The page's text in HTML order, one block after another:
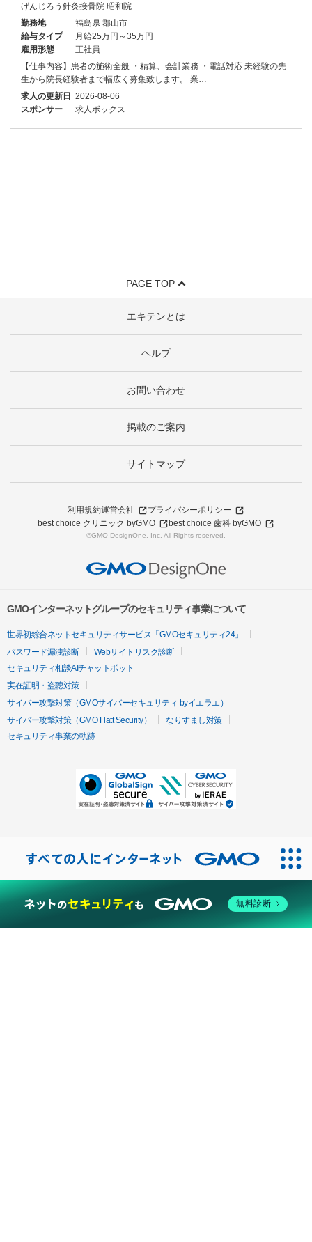
げんじろう針灸接骨院 昭和院
勤務地
福島県 郡山市
給与タイプ
月給25万円～35万円
雇用形態
正社員
【仕事内容】患者の施術全般 ・精算、会計業務 ・電話対応 未経験の先
生から院長経験者まで幅広く募集致します。 業…
求人の更新日 2026-08-06
スポンサー
求人ボックス
PAGE TOP
エキテンとは
ヘルプ
お問い合わせ
掲載のご案内
サイトマップ
利用規約運営会社
プライバシーポリシー
best choice クリニック byGMO
best choice 歯科 byGMO
©GMO DesignOne, Inc. All Rights reserved.
GMOインターネットグループのセキュリティ事業について
世界初総合ネットセキュリティサービス「GMOセキュリティ24」
パスワード漏洩診断
Webサイトリスク診断
セキュリティ相談AIチャットボット
実在証明・盗聴対策
サイバー攻撃対策（GMOサイバーセキュリティ byイエラエ）
サイバー攻撃対策（GMO Flatt Security）
なりすまし対策
セキュリティ事業の軌跡
無料診断